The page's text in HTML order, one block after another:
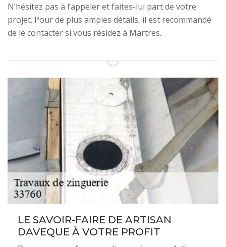
N’hésitez pas à l’appeler et faites-lui part de votre
projet. Pour de plus amples détails, il est recommandé
de le contacter si vous résidez à Martres.
LE SAVOIR-FAIRE DE ARTISAN
DAVEQUE À VOTRE PROFIT